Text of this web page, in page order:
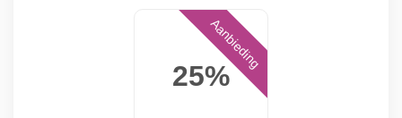
25%
Aanbieding